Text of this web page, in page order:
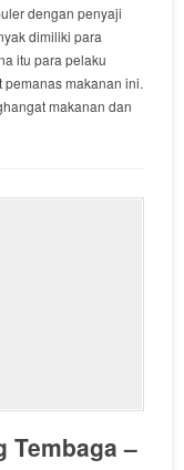
dengan penyaji
dimiliki para
itu para pelaku
makanan ini.
makanan dan
Tembaga –